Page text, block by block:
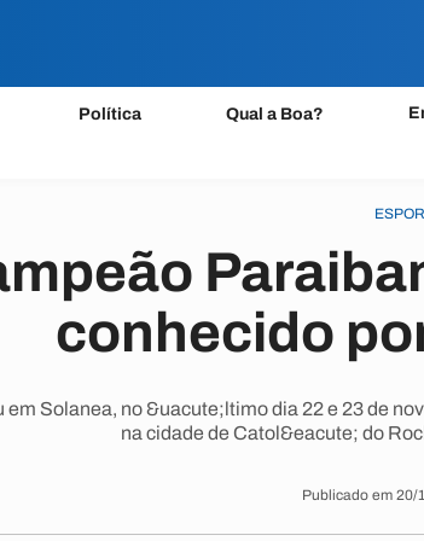
Política Qual a Boa?
conhecido
em Solanea, no &uacute;ltimo dia 22 e 23 de
na cidade de Catol&eacute; do
Publicado em 20/